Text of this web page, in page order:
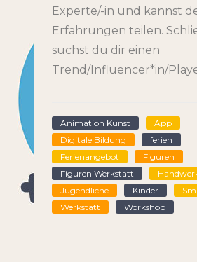
Experte/-in und kannst
Erfahrungen teilen.
suchst du dir einen
Trend/Influencer*in/
Animation Kunst
App
Digitale Bildung
ferien
Ferienangebot
Figuren
Figuren Werkstatt
Jugendliche
Kinder
Werkstatt
Workshop